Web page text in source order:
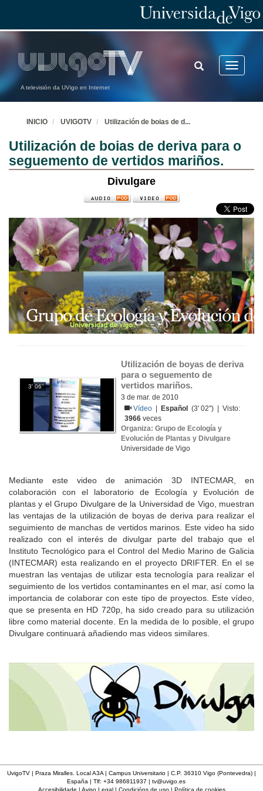
A televisión da UVigo en Internet
Toggle
TOGGLE
SEARCH
INICIO UVIGOTV Utilización de boias de d...
Utilización de boias de deriva para o
seguemento de vertidos mariños.
Divulgare
3' 06''
Utilización de boyas de deriva
para o seguemento de
vertidos mariños.
3 de mar. de 2010
Vídeo
Español
(3' 02'') | Visto:
3966 veces
Organiza: Grupo de Ecología y
Evolución de Plantas y Divulgare
Universidade de Vigo
Mediante este video de animación 3D INTECMAR, en
colaboración con el laboratorio de Ecología y Evolución de
plantas y el Grupo Divulgare de la Universidad de Vigo, muestran
las ventajas de la utilización de boyas de deriva para realizar el
seguimiento de manchas de vertidos marinos. Este video ha sido
realizado con el interés de divulgar parte del trabajo que el
Instituto Tecnológico para el Control del Medio Marino de Galicia
(INTECMAR) esta realizando en el proyecto DRIFTER. En el se
muestran las ventajas de utilizar esta tecnología para realizar el
seguimiento de los vertidos contaminantes en el mar, así como la
importancia de colaborar con este tipo de proyectos. Este vídeo,
que se presenta en HD 720p, ha sido creado para su utilización
libre como material docente. En la medida de lo posible, el grupo
Divulgare continuará añadiendo mas videos similares.
UvigoTV | Praza Miralles. Local A3A | Campus Universitario | C.P. 36310 Vigo (Pontevedra) |
España | Tlf: +34 986811937 | tv@uvigo.es
Accesibilidade | Aviso Legal| Condicións de uso| Política de cookies